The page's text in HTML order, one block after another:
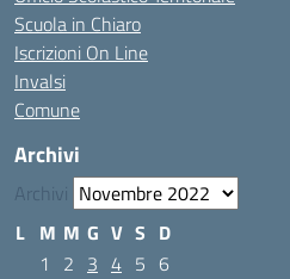
Scuola in Chiaro
Iscrizioni On Line
Invalsi
Comune
Archivi
Archivi
L M M G V S D
1
2 3 4 5 6